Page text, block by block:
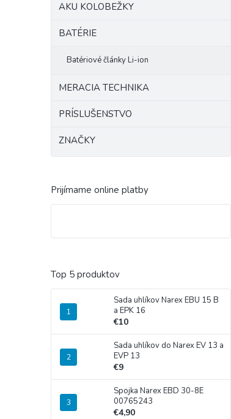
AKU KOLOBEŽKY
BATÉRIE
Batériové články Li-ion
MERACIA TECHNIKA
PRÍSLUŠENSTVO
ZNAČKY
Prijímame online platby
Top 5 produktov
Sada uhlíkov Narex EBU 15 B
a EPK 16
€10
Sada uhlíkov do Narex EV 13 a
EVP 13
€9
Spojka Narex EBD 30-8E
00765243
€4,90